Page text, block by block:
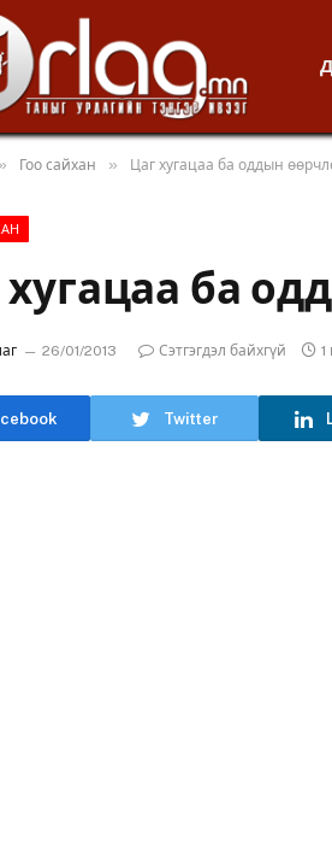
» Гоо сайхан » Цаг хугацаа ба оддын
хугацаа ба
26/01/2013 Сэтгэгдэл байхгүй
Twitter